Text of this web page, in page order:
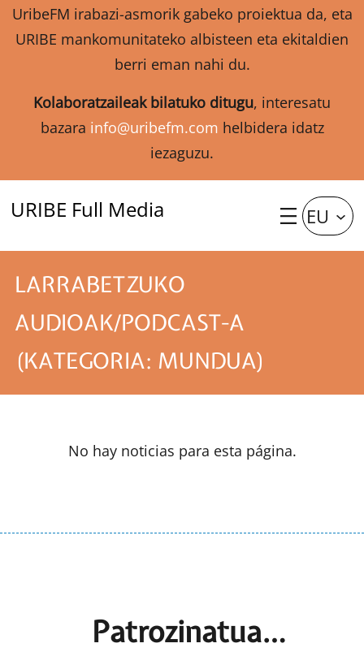
UribeFM irabazi-asmorik gabeko proiektua da, eta
URIBE mankomunitateko albisteen eta ekitaldien
berri eman nahi du.
Kolaboratzaileak bilatuko ditugu, interesatu
bazara info@uribefm.com helbidera idatz
iezaguzu.
URIBE Full Media EU
LARRABETZUKO
AUDIOAK/PODCAST-A
(KATEGORIA: MUNDUA)
No hay noticias para esta página.
Patrozinatua…